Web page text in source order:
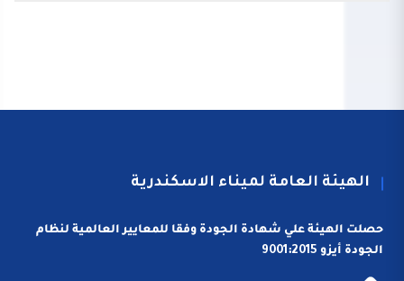
الهيئة العامة لميناء الاسكندرية
حصلت الهيئة علي شهادة الجودة وفقا للمعايير العالمية لنظام
الجودة أيزو 9001:2015